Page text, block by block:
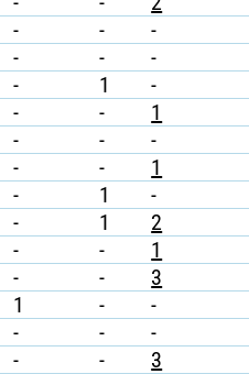
- -
-
- -
-
- 1
-
- -
1
- -
-
- -
1
- 1
-
- 1
2
- -
1
- -
3
1 -
-
- -
-
- - 3